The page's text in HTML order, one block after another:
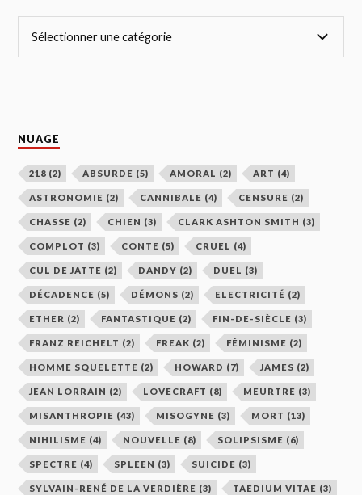
NUAGE
218 (2) ABSURDE (5) AMORAL (2) ART (4)
ASTRONOMIE (2) CANNIBALE (4) CENSURE (2)
CHASSE (2) CHIEN (3) CLARK ASHTON SMITH (3)
COMPLOT (3) CONTE (5) CRUEL (4)
CUL DE JATTE (2) DANDY (2) DUEL (3)
DÉCADENCE (5) DÉMONS (2) ELECTRICITÉ (2)
ETHER (2) FANTASTIQUE (2) FIN-DE-SIÈCLE (3)
FRANZ REICHELT (2) FREAK (2) FÉMINISME (2)
HOMME SQUELETTE (2) HOWARD (7) JAMES (2)
JEAN LORRAIN (2) LOVECRAFT (8) MEURTRE (3)
MISANTHROPIE (43) MISOGYNE (3) MORT (13)
NIHILISME (4) NOUVELLE (8) SOLIPSISME (6)
SPECTRE (4) SPLEEN (3) SUICIDE (3)
SYLVAIN-RENÉ DE LA VERDIÈRE (3) TAEDIUM VITAE (3)